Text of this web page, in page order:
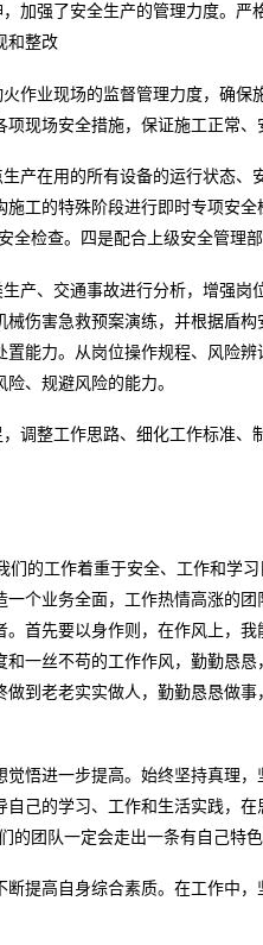
加强了安全生产的管理力度。严
和整改
作业现场的监督管理力度，确保
现场安全措施，保证施工正常、
产在用的所有设备的运行状态、
工的特殊阶段进行即时专项安
检查。四是配合上级安全管理
产、交通事故进行分析，增强岗
伤害急救预案演练，并根据盾
能力。从岗位操作规程、风险
、规避风险的能力。
调整工作思路、细化工作标准、
们的工作着重于安全、工作和学
个业务全面，工作热情高涨的
首先要以身作则，在作风上，
一丝不苟的工作作风，勤勤恳
到老老实实做人，勤勤恳恳做
悟进一步提高。始终坚持真理
己的学习、工作和生活实践，
团队一定会走出一条有自己特色
提高自身综合素质。在工作中